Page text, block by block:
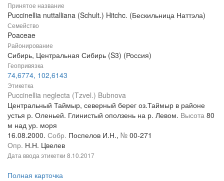
Принятое название
Puccinellia nuttalliana (Schult.) Hitchc. (Бескильница Наттэла)
Семейство
Poaceae
Районирование
Сибирь, Центральная Сибирь (S3) (Россия)
Геопривязка
74,6774, 102,6143
Этикетка
Puccinellia neglecta (Tzvel.) Bubnova
Центральный Таймыр, северный берег оз.Таймыр в районе
устья р. Оленьей. Глинистый оползень на р. Левом. Высота 80
м над ур. моря
16.08.2000. Собр. Поспелов И.Н., № 00-271
Опр. Н.Н. Цвелев
Дата ввода этикетки 8.10.2017
Полная карточка